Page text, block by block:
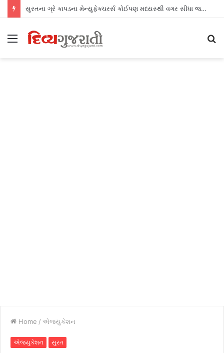
સુરતના ગ્રે કાપડના મેન્યુફેક્ચરર્સ કોઈપણ મધ્યસ્થી વગર સીધા જ શ્રીલંકાના આધુનિક ગારમેન્ટ યુનિટ્સને ફેબ્રિક એક્સપોર્ટ કરી શકશે
Menu
Home / એજ્યુકેશન
એજ્યુકેશન સુરત